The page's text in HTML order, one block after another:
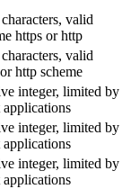
valid
https or http
valid
http scheme
integer, limited by
applications
integer, limited by
applications
integer, limited by
applications